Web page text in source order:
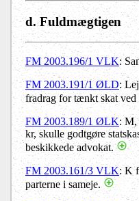
d. Fuldmægtigen
FM 2003.196/1 VLK:
FM 2003.191/1 ØLD:
fradrag for tænkt skat
FM 2003.189/1 ØLK: M,
kr, skulle godtgøre
beskikkede advokat.
FM 2003.161/3 VLK: K
parterne i sameje.